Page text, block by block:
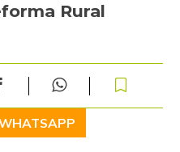
Rural